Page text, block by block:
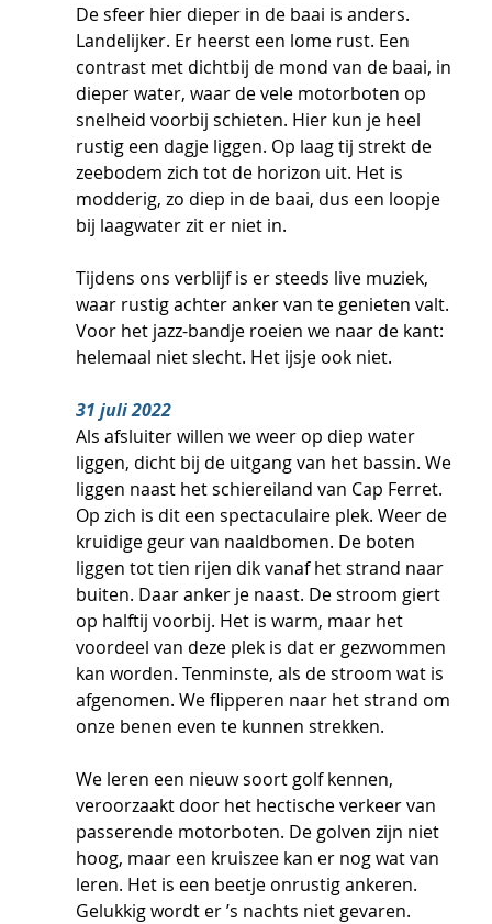
De sfeer hier dieper in de baai is anders.
Landelijker. Er heerst een lome rust. Een
contrast met dichtbij de mond van de baai, in
dieper water, waar de vele motorboten op
snelheid voorbij schieten. Hier kun je heel
rustig een dagje liggen. Op laag tij strekt de
zeebodem zich tot de horizon uit. Het is
modderig, zo diep in de baai, dus een loopje
bij laagwater zit er niet in.
Tijdens ons verblijf is er steeds live muziek,
waar rustig achter anker van te genieten valt.
Voor het jazz-bandje roeien we naar de kant:
helemaal niet slecht. Het ijsje ook niet.
31 juli 2022
Als afsluiter willen we weer op diep water
liggen, dicht bij de uitgang van het bassin. We
liggen naast het schiereiland van Cap Ferret.
Op zich is dit een spectaculaire plek. Weer de
kruidige geur van naaldbomen. De boten
liggen tot tien rijen dik vanaf het strand naar
buiten. Daar anker je naast. De stroom giert
op halftij voorbij. Het is warm, maar het
voordeel van deze plek is dat er gezwommen
kan worden. Tenminste, als de stroom wat is
afgenomen. We flipperen naar het strand om
onze benen even te kunnen strekken.
We leren een nieuw soort golf kennen,
veroorzaakt door het hectische verkeer van
passerende motorboten. De golven zijn niet
hoog, maar een kruiszee kan er nog wat van
leren. Het is een beetje onrustig ankeren.
Gelukkig wordt er ’s nachts niet gevaren.